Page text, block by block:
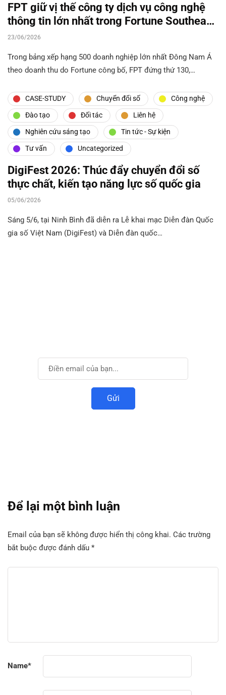
FPT giữ vị thế công ty dịch vụ công nghệ
thông tin lớn nhất trong Fortune Southeast
Asia 500
23/06/2026
Trong bảng xếp hạng 500 doanh nghiệp lớn nhất Đông Nam Á
theo doanh thu do Fortune công bố, FPT đứng thứ 130,…
CASE-STUDY Chuyển đổi số Công nghệ
Đào tạo Đối tác Liên hệ
Nghiên cứu sáng tạo Tin tức - Sự kiện
Tư vấn Uncategorized
DigiFest 2026: Thúc đẩy chuyển đổi số
thực chất, kiến tạo năng lực số quốc gia
05/06/2026
Sáng 5/6, tại Ninh Bình đã diễn ra Lễ khai mạc Diễn đàn Quốc
gia số Việt Nam (DigiFest) và Diễn đàn quốc…
Để lại một bình luận
Email của bạn sẽ không được hiển thị công khai. Các trường
bắt buộc được đánh dấu *
Name*